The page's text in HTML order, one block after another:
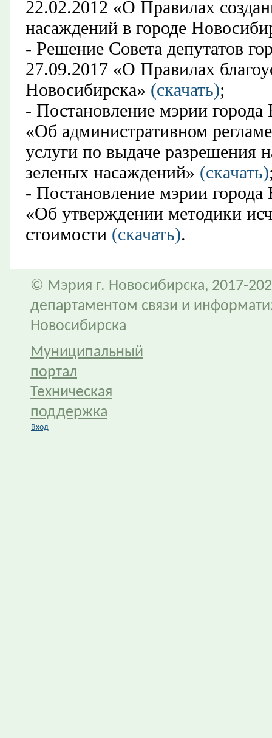
22.02.2012 «О Правилах
насаждений в городе
- Решение Совета депутатов
27.09.2017 «О Правилах
Новосибирска» (скачать);
- Постановление мэрии
«Об административном
услуги по выдаче разрешения
зеленых насаждений» (скачать)
- Постановление мэрии
«Об утверждении методики
стоимости​ (скачать)​.
© Мэрия г. Новосибирска, 2017-
департаментом связи и
Новосибирска
Муниципальный
портал
Техническая
поддержка
Вход